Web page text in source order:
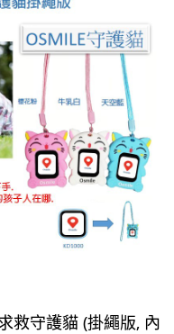
救守護貓 (掛繩版, 內